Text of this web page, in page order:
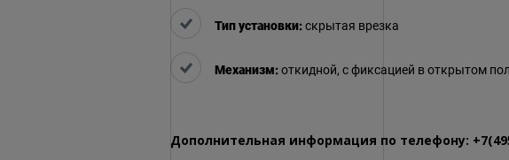
Тип установки:скрытая врезка
Механизм:откидной, с фиксацией в открытом
Дополнительная информация по телефону: